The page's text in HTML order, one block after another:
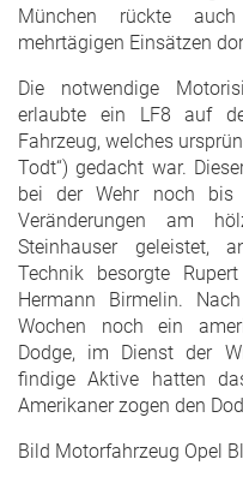
München rückte
mehrtägigen Einsätzen
Die notwendige
erlaubte ein LF8 auf
Fahrzeug, welches
Todt“) gedacht war.
bei der Wehr noch
Veränderungen am
Steinhauser geleistet,
Technik besorgte
Hermann Birmelin.
Wochen noch ein
Dodge, im Dienst der
findige Aktive hatten
Amerikaner zogen den
Bild Motorfahrzeug Opel